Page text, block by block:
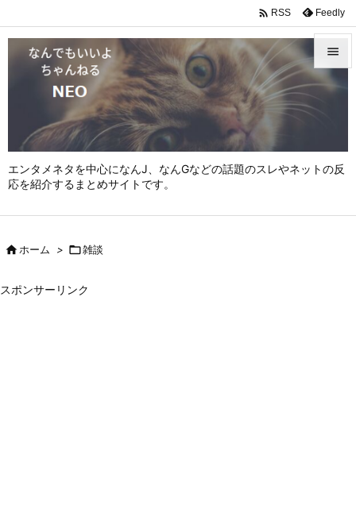
エンタメネタを中心になんJ、なんGなどの話題のスレやネットの反
応を紹介するまとめサイトです。



 RSS Feedly
ホーム > 雑談
スポンサーリンク